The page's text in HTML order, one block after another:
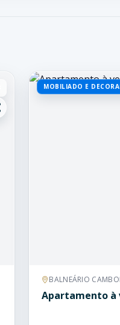
MOBILIADO E
BALNEÁRIO
Apartamento à